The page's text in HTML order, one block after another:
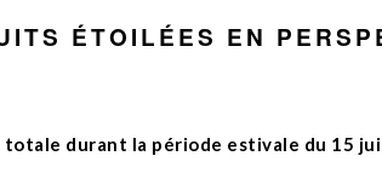
ÉTOILÉES EN
durant la période estivale du 15